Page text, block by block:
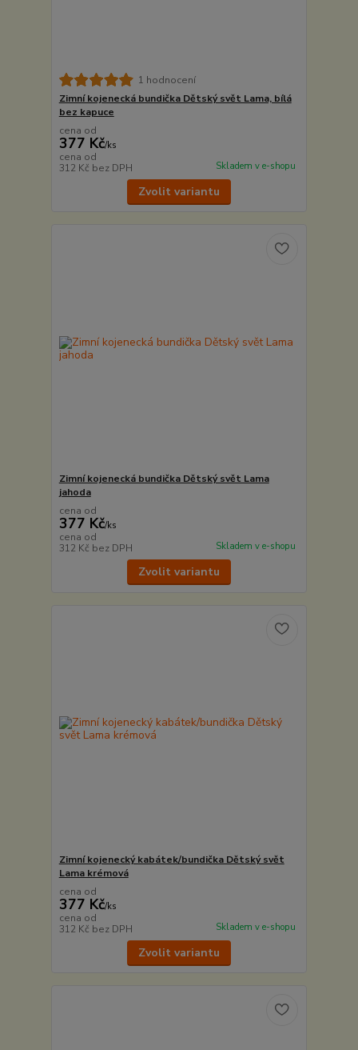
1 hodnocení
Zimní kojenecká bundička Dětský svět Lama, bílá
bez kapuce
cena od
377 Kč/ks
cena od
312 Kč bez DPH Skladem v e-shopu
Zvolit variantu
Zimní kojenecká bundička Dětský svět Lama
jahoda
cena od
377 Kč/ks
cena od
312 Kč bez DPH Skladem v e-shopu
Zvolit variantu
Zimní kojenecký kabátek/bundička Dětský svět
Lama krémová
cena od
377 Kč/ks
cena od
312 Kč bez DPH Skladem v e-shopu
Zvolit variantu